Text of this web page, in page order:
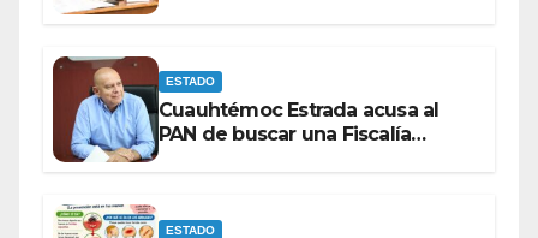
ESTADO
Cuauhtémoc Estrada acusa al
PAN de buscar una Fiscalía
ESTADO